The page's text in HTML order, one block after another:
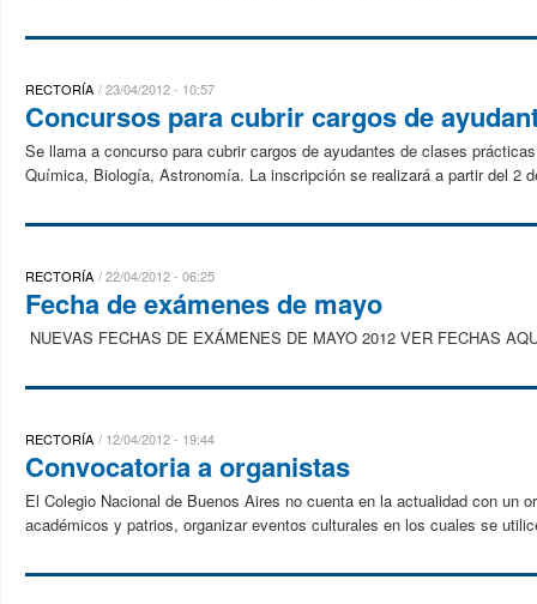
RECTORÍA 23/04/2012 - 10:57
Concursos para cubrir cargos de
Se llama a concurso para cubrir cargos de ayudantes de clases
Química, Biología, Astronomía. La inscripción se realizará a partir del 2
RECTORÍA 22/04/2012 - 06:25
Fecha de exámenes de mayo
NUEVAS FECHAS DE EXÁMENES DE MAYO 2012 VER FECHAS
RECTORÍA 12/04/2012 - 19:44
Convocatoria a organistas
El Colegio Nacional de Buenos Aires no cuenta en la actualidad con un
académicos y patrios, organizar eventos culturales en los cuales se